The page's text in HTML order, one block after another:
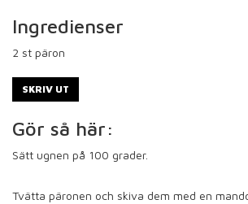
Ingredienser
2 st päron
SKRIV UT
Gör så här:
Sätt ugnen på 100 grader.
Tvätta päronen och skiva dem med en